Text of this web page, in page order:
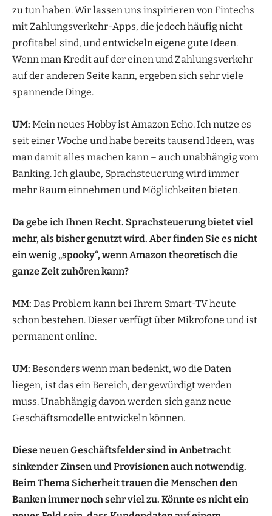
zu tun haben. Wir lassen uns inspirieren von Fintechs
mit Zahlungsverkehr-Apps, die jedoch häufig nicht
profitabel sind, und entwickeln eigene gute Ideen.
Wenn man Kredit auf der einen und Zahlungsverkehr
auf der anderen Seite kann, ergeben sich sehr viele
spannende Dinge.
UM: Mein neues Hobby ist Amazon Echo. Ich nutze es
seit einer Woche und habe bereits tausend Ideen, was
man damit alles machen kann – auch unabhängig vom
Banking. Ich glaube, Sprachsteuerung wird immer
mehr Raum einnehmen und Möglichkeiten bieten.
Da gebe ich Ihnen Recht. Sprachsteuerung bietet viel
mehr, als bisher genutzt wird. Aber finden Sie es nicht
ein wenig „spooky“, wenn Amazon theoretisch die
ganze Zeit zuhören kann?
MM: Das Problem kann bei Ihrem Smart-TV heute
schon bestehen. Dieser verfügt über Mikrofone und ist
permanent online.
UM: Besonders wenn man bedenkt, wo die Daten
liegen, ist das ein Bereich, der gewürdigt werden
muss. Unabhängig davon werden sich ganz neue
Geschäftsmodelle entwickeln können.
Diese neuen Geschäftsfelder sind in Anbetracht
sinkender Zinsen und Provisionen auch notwendig.
Beim Thema Sicherheit trauen die Menschen den
Banken immer noch sehr viel zu. Könnte es nicht ein